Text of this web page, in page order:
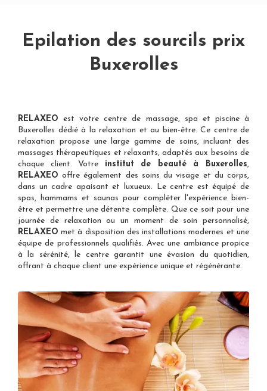
Epilation des sourcils prix
Buxerolles
RELAXEO est votrecentre de massage, spa et piscine à
Buxerolles dédié à la relaxation et au bien-être. Ce centre de
relaxation propose une large gamme de soins, incluant des
massages thérapeutiques et relaxants, adaptés aux besoins de
chaque client. Votre institut de beauté à Buxerolles,
RELAXEO offre également des soins du visage et du corps,
dans un cadre apaisant et luxueux. Le centre est équipé de
spas, hammams et saunas pour compléter l'expérience bien-
être et permettre une détente complète. Que ce soit pour une
journée de relaxation ou un moment de soin personnalisé,
RELAXEO met à disposition des installations modernes et une
équipe de professionnels qualifiés. Avec une ambiance propice
à la sérénité, le centre garantit une évasion du quotidien,
offrant à chaque client une expérience unique et régénérante.